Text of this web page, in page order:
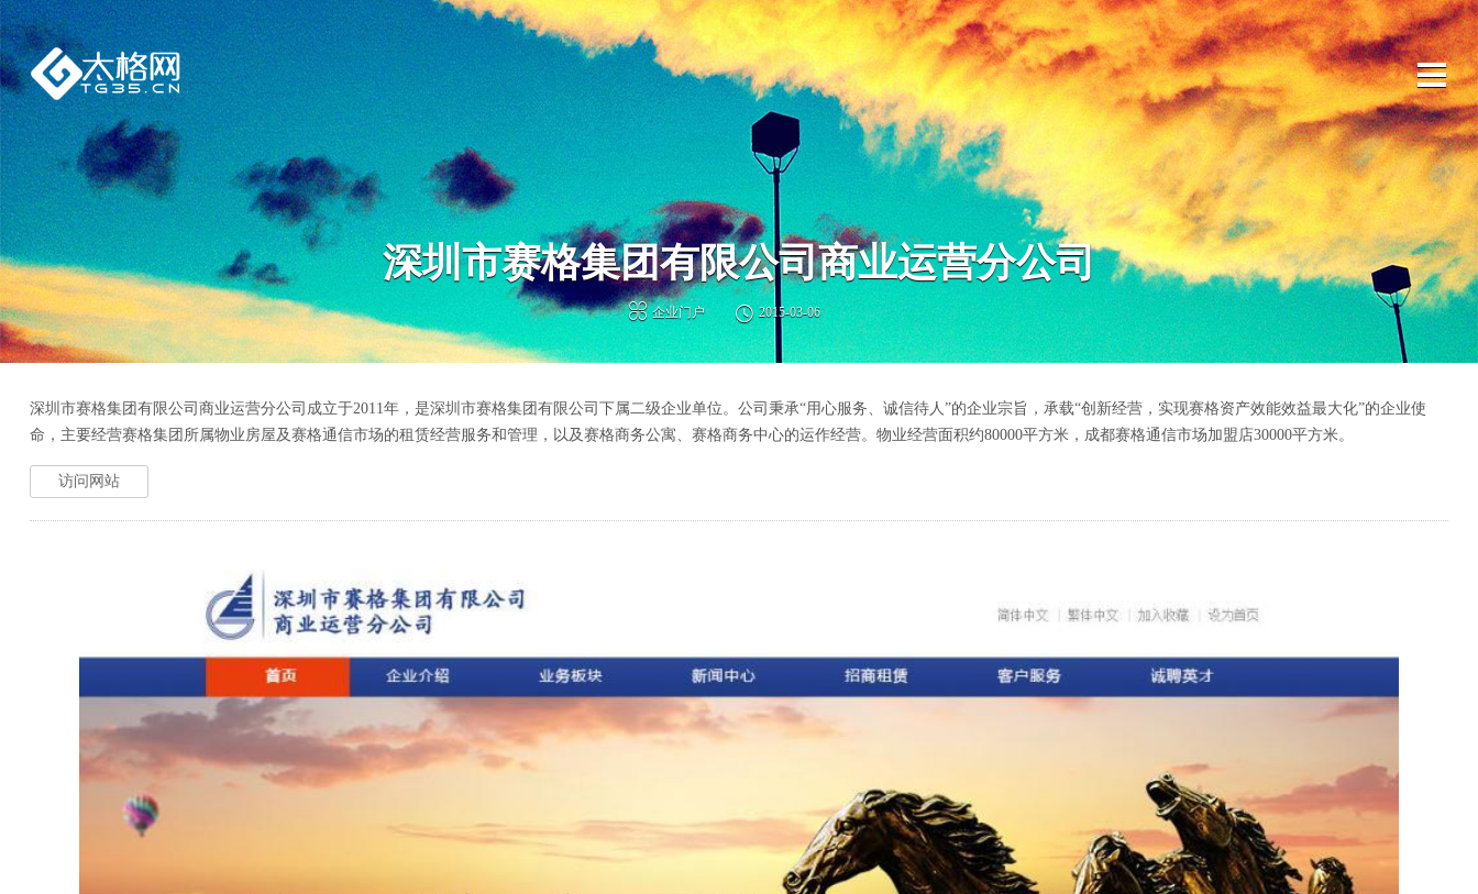

首页 网
深圳市赛格集团有限公司商业运营分公司
 企业门户  2015-03-06
深圳市赛格集团有限公司商业运营分公司成立于2011年，是深圳市赛格集团有限公司下属二级企业单位。公司秉承“用心服务、诚信待人”的企业宗旨，承载“创新经营，实现赛格资产效能效益最大化”的企业使
命，主要经营赛格集团所属物业房屋及赛格通信市场的租赁经营服务和管理，以及赛格商务公寓、赛格商务中心的运作经营。物业经营面积约80000平方米，成都赛格通信市场加盟店30000平方米。
访问网站